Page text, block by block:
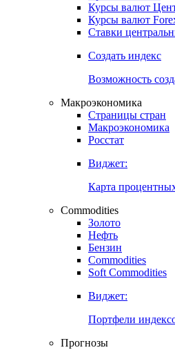
Индикаторы рынка
Поиск индексов
Курсы валют
Ставки
Создать индекс
Возможность
Страницы стран
Росстат
Виджет:
Карта процентных
Commodities
Золото
Бензин
Soft Commodities
Виджет: